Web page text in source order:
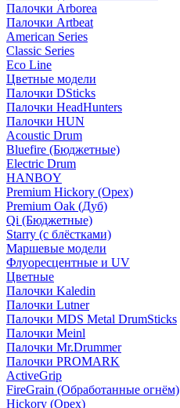
Палочки Arborea
Палочки Artbeat
American Series
Classic Series
Eco Line
Цветные модели
Палочки DSticks
Палочки HeadHunters
Палочки HUN
Acoustic Drum
Bluefire (Бюджетные)
Electric Drum
HANBOY
Premium Hickory (Орех)
Premium Oak (Дуб)
Qi (Бюджетные)
Starry (с блёстками)
Маршевые модели
Флуоресцентные и UV
Цветные
Палочки Kaledin
Палочки Lutner
Палочки MDS Metal DrumSticks
Палочки Meinl
Палочки Mr.Drummer
Палочки PROMARK
ActiveGrip
FireGrain (Обработанные огнём)
Hickory (Орех)